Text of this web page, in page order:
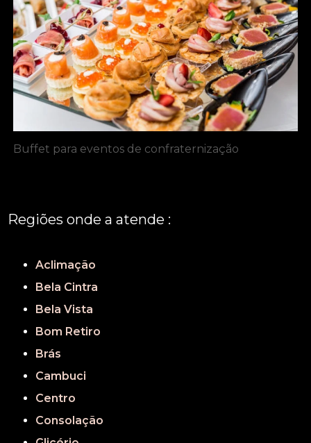
Buffet para eventos de confraternização
Regiões onde a atende :
Aclimação
Bela Cintra
Bela Vista
Bom Retiro
Brás
Cambuci
Centro
Consolação